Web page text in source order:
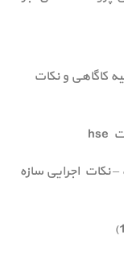
کاگاهی و نکات
نکات اجرایی سازه